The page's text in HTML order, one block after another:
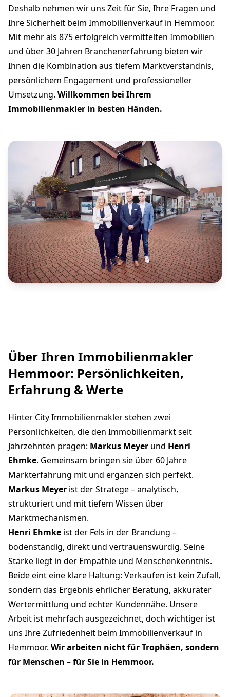
Deshalb nehmen wir uns Zeit für Sie, Ihre Fragen und
Ihre Sicherheit beim Immobilienverkauf in Hemmoor.
Mit mehr als 875 erfolgreich vermittelten Immobilien
und über 30 Jahren Branchenerfahrung bieten wir
Ihnen die Kombination aus tiefem Marktverständnis,
persönlichem Engagement und professioneller
Umsetzung. Willkommen bei Ihrem
Immobilienmakler in besten Händen.
Über Ihren Immobilienmakler
Hemmoor: Persönlichkeiten,
Erfahrung & Werte
Hinter City Immobilienmakler stehen zwei
Persönlichkeiten, die den Immobilienmarkt seit
Jahrzehnten prägen: Markus Meyer und Henri
Ehmke. Gemeinsam bringen sie über 60 Jahre
Markterfahrung mit und ergänzen sich perfekt.
Markus Meyer ist der Stratege – analytisch,
strukturiert und mit tiefem Wissen über
Marktmechanismen.
Henri Ehmke ist der Fels in der Brandung –
bodenständig, direkt und vertrauenswürdig. Seine
Stärke liegt in der Empathie und Menschenkenntnis.
Beide eint eine klare Haltung: Verkaufen ist kein Zufall,
sondern das Ergebnis ehrlicher Beratung, akkurater
Wertermittlung und echter Kundennähe. Unsere
Arbeit ist mehrfach ausgezeichnet, doch wichtiger ist
uns Ihre Zufriedenheit beim Immobilienverkauf in
Hemmoor. Wir arbeiten nicht für Trophäen, sondern
für Menschen – für Sie in Hemmoor.